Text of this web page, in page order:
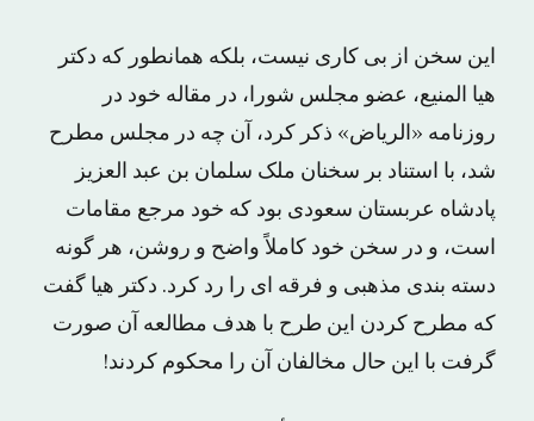
این سخن از بی کاری نیست، بلکه همانطور که دکتر
هیا المنیع، عضو مجلس شورا، در مقاله خود در
روزنامه «الریاض» ذکر کرد، آن چه در مجلس مطرح
شد، با استناد بر سخنان ملک سلمان بن عبد العزیز
پادشاه عربستان سعودی بود که خود مرجع مقامات
است، و در سخن خود کاملاً واضح و روشن، هر گونه
دسته بندی مذهبی و فرقه ای را رد کرد. دکتر هیا گفت
که مطرح کردن این طرح با هدف مطالعه آن صورت
گرفت با این حال مخالفان آن را محکوم کردند!